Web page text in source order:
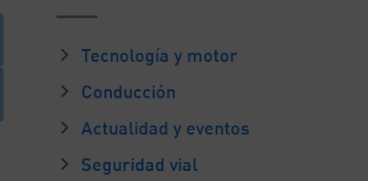
Tecnología y motor
Conducción
Actualidad y eventos
Seguridad vial